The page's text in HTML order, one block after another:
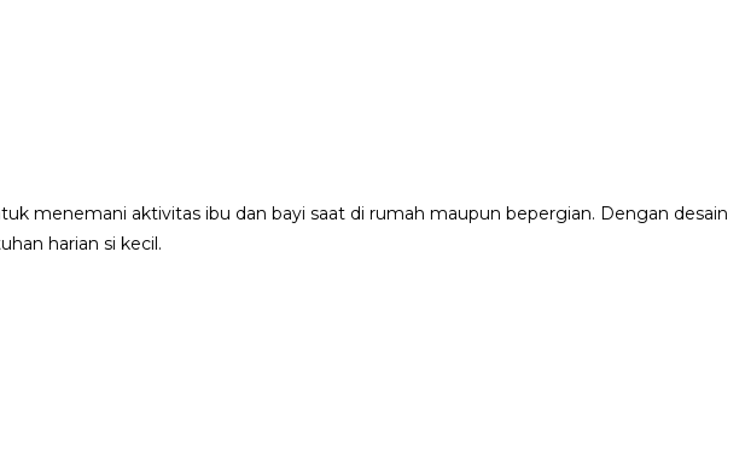
menemani aktivitas ibu dan bayi saat di rumah maupun bepergian. Dengan desain
harian si kecil.